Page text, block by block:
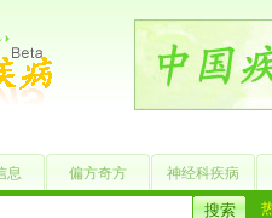
息 偏方奇方 神经科疾病